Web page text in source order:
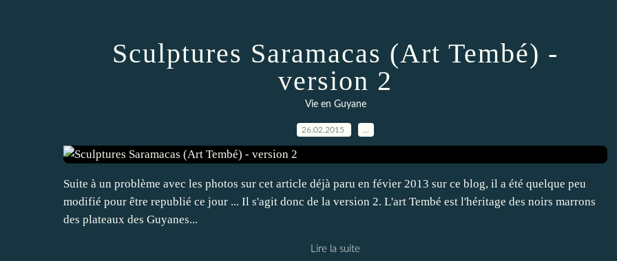
Sculptures Saramacas (Art Tembé) -
version 2
Vie en Guyane
26.02.2015
Suite à un problème avec les photos sur cet article déjà paru en févier 2013 sur ce blog, il a été quelque peu
modifié pour être republié ce jour ... Il s'agit donc de la version 2. L'art Tembé est l'héritage des noirs marrons
des plateaux des Guyanes...
Lire la suite